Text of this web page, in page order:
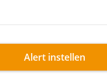
Alert instellen